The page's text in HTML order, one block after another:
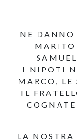
NE
I NIPOTI
MARCO, LE
IL
LA NOSTRA